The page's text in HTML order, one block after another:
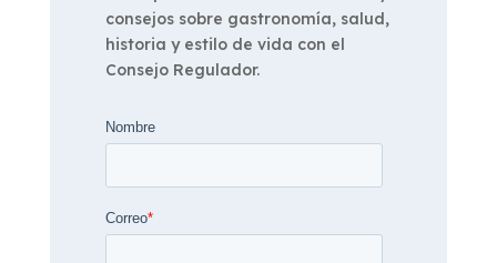
consejos sobre gastronomía, salud,
historia y estilo de vida con el
Consejo Regulador.